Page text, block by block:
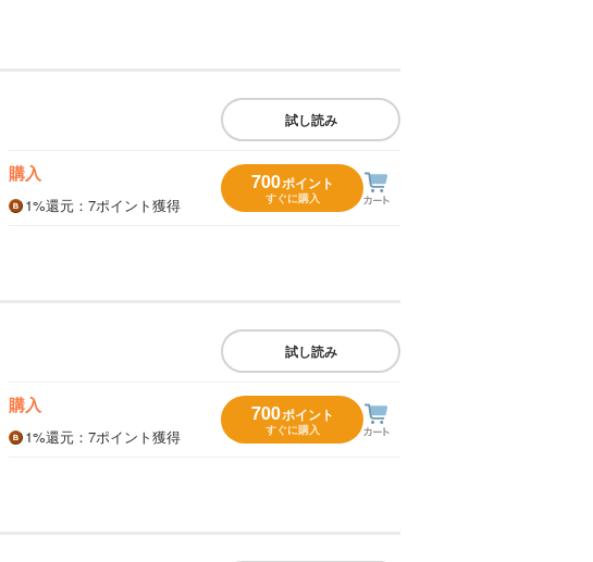
試し読み
購入
1%還元 ：7ポイント獲得
700ポイント
すぐに購入
試し読み
購入
1%還元 ：7ポイント獲得
700ポイント
すぐに購入